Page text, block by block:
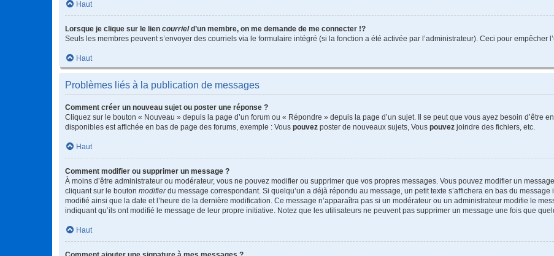
Haut
Lorsque je clique sur le lien courrield’un membre, on me demande de me connecter !?
Seuls les membres peuvent s’envoyer des courriels via le formulaire intégré (si la fonction a été activée par l’administrateur). Ceci pour empêcher
Haut
Problèmes liés à la publication de messages
Comment créer un nouveau sujet ou poster une réponse ?
Cliquez sur le bouton « Nouveau » depuis la page d’un forum ou « Répondre » depuis la page d’un sujet. Il se peut que vous ayez besoin d’être
disponibles est affichée en bas de page des forums, exemple : Vous pouvez poster de nouveaux sujets, Vous pouvez joindre des fichiers, etc.
Haut
Comment modifier ou supprimer un message ?
À moins d’être administrateur ou modérateur, vous ne pouvez modifier ou supprimer que vos propres messages. Vous pouvez modifier un
cliquant sur le bouton modifierdu message correspondant. Si quelqu’un a déjà répondu au message, un petit texte s’affichera en bas du message
modifié ainsi que la date et l’heure de la dernière modification. Ce message n’apparaîtra pas si un modérateur ou un administrateur modifie le
indiquant qu’ils ont modifié le message de leur propre initiative. Notez que les utilisateurs ne peuvent pas supprimer un message une fois que
Haut